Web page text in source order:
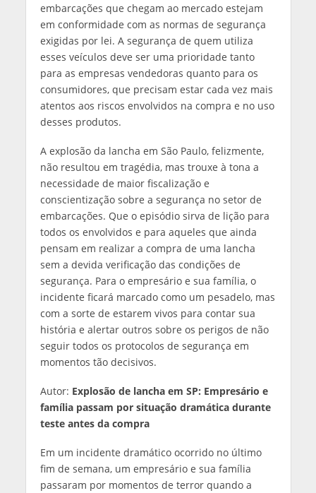
embarcações que chegam ao mercado estejam
em conformidade com as normas de segurança
exigidas por lei. A segurança de quem utiliza
esses veículos deve ser uma prioridade tanto
para as empresas vendedoras quanto para os
consumidores, que precisam estar cada vez mais
atentos aos riscos envolvidos na compra e no uso
desses produtos.
A explosão da lancha em São Paulo, felizmente,
não resultou em tragédia, mas trouxe à tona a
necessidade de maior fiscalização e
conscientização sobre a segurança no setor de
embarcações. Que o episódio sirva de lição para
todos os envolvidos e para aqueles que ainda
pensam em realizar a compra de uma lancha
sem a devida verificação das condições de
segurança. Para o empresário e sua família, o
incidente ficará marcado como um pesadelo, mas
com a sorte de estarem vivos para contar sua
história e alertar outros sobre os perigos de não
seguir todos os protocolos de segurança em
momentos tão decisivos.
Autor: Explosão de lancha em SP: Empresário e
família passam por situação dramática durante
teste antes da compra
Em um incidente dramático ocorrido no último
fim de semana, um empresário e sua família
passaram por momentos de terror quando a